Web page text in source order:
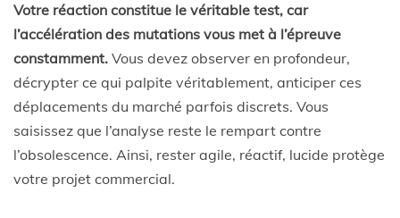
Votre réaction constitue le véritable test, car
l’accélération des mutations vous met à l’épreuve
constamment. Vous devez observer en profondeur,
décrypter ce qui palpite véritablement, anticiper ces
déplacements du marché parfois discrets. Vous
saisissez que l’analyse reste le rempart contre
l’obsolescence. Ainsi, rester agile, réactif, lucide protège
votre projet commercial.